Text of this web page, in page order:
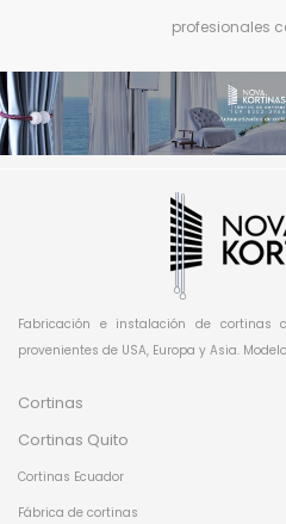
profesionales
Fabricación e instalación de cortinas
provenientes de USA, Europa y Asia.
Cortinas
Cortinas Quito
Cortinas Ecuador
Fábrica de cortinas